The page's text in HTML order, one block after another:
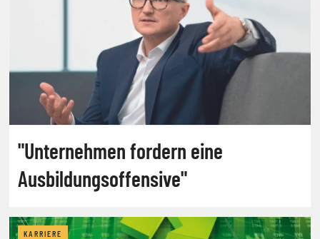
"Unternehmen fordern eine
Ausbildungsoffensive"
KARRIERE